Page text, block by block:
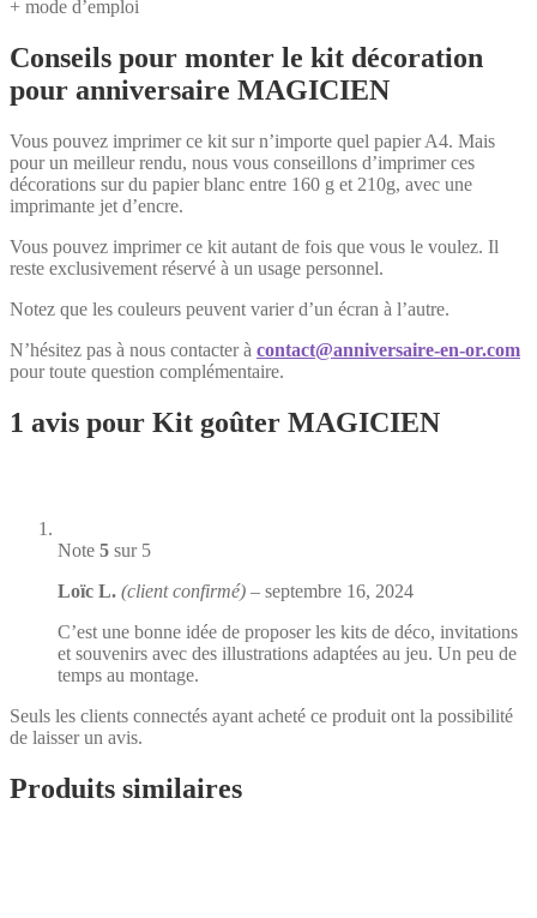
+ mode d’emploi
Conseils pour monter le kit décoration
pour anniversaire MAGICIEN
Vous pouvez imprimer ce kit sur n’importe quel papier A4. Mais
pour un meilleur rendu, nous vous conseillons d’imprimer ces
décorations sur du papier blanc entre 160 g et 210g, avec une
imprimante jet d’encre.
Vous pouvez imprimer ce kit autant de fois que vous le voulez. Il
reste exclusivement réservé à un usage personnel.
Notez que les couleurs peuvent varier d’un écran à l’autre.
N’hésitez pas à nous contacter à contact@anniversaire-en-or.com
pour toute question complémentaire.
1 avis pour Kit goûter MAGICIEN
Note 5 sur 5
Loïc L. (client confirmé) – septembre 16, 2024
C’est une bonne idée de proposer les kits de déco, invitations
et souvenirs avec des illustrations adaptées au jeu. Un peu de
temps au montage.
Seuls les clients connectés ayant acheté ce produit ont la possibilité
de laisser un avis.
Produits similaires